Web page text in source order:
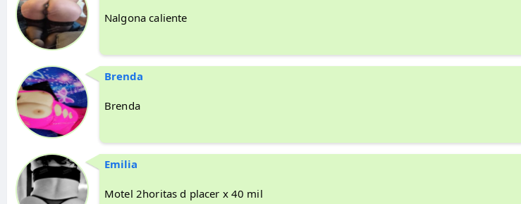
Nalgona caliente
Brenda
Brenda
Emilia
Motel 2horitas d placer x 40 mil